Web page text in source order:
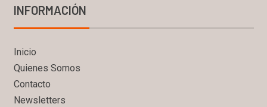
INFORMACIÓN
Inicio
Quienes Somos
Contacto
Newsletters